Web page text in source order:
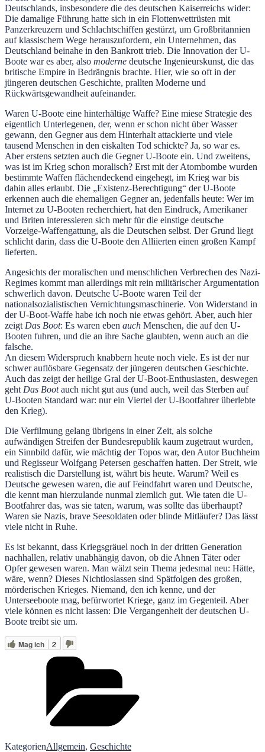
Deutschlands, insbesondere die des deutschen Kaiserreichs wider:
Die damalige Führung hatte sich in ein Flottenwettrüsten mit
Panzerkreuzern und Schlachtschiffen gestürzt, um Großbritannien
auf klassischem Wege herauszufordern, ein Unternehmen, das
Deutschland beinahe in den Bankrott trieb. Die Innovation der U-
Boote war es aber, also moderne deutsche Ingenieurskunst, die das
britische Empire in Bedrängnis brachte. Hier, wie so oft in der
jüngeren deutschen Geschichte, prallten Moderne und
Rückwärtsgewandheit aufeinander.
Waren U-Boote eine hinterhältige Waffe? Eine miese Strategie des
eigentlich Unterlegenen, der, wenn er schon nicht über Wasser
gewann, den Gegner aus dem Hinterhalt attackierte und viele
tausend Menschen in den eiskalten Tod schickte? Ja, so war es.
Aber erstens setzten auch die Gegner U-Boote ein. Und zweitens,
was ist im Krieg schon moralisch? Erst mit der Atombombe wurden
bestimmte Waffen flächendeckend eingehegt, im Krieg war bis
dahin alles erlaubt. Die „Existenz-Berechtigung“ der U-Boote
erkennen auch die ehemaligen Gegner an, jedenfalls heute: Wer im
Internet zu U-Booten recherchiert, hat den Eindruck, Amerikaner
und Briten interessieren sich mehr für die einstige deutsche
Vorzeige-Waffengattung, als die Deutschen selbst. Der Grund liegt
schlicht darin, dass die U-Boote den Alliierten einen großen Kampf
lieferten.
Angesichts der moralischen und menschlichen Verbrechen des Nazi-
Regimes kommt man allerdings mit rein militärischer Argumentation
schwerlich davon. Deutsche U-Boote waren Teil der
nationalsozialistischen Vernichtungsmaschinerie. Von Widerstand in
der U-Boot-Waffe habe ich noch nie etwas gehört. Aber, auch hier
zeigt Das Boot: Es waren eben auch Menschen, die auf den U-
Booten fuhren, und die an ihre Sache glaubten, wenn auch an die
falsche.
An diesem Widerspruch knabbern heute noch viele. Es ist der nur
schwer auflösbare Gegensatz der jüngeren deutschen Geschichte.
Auch das zeigt der heilige Gral der U-Boot-Enthusiasten, deswegen
geht Das Bootauch nicht gut aus (und auch, weil das Sterben auf
U-Booten Standard war: nur ein Viertel der U-Bootfahrer überlebte
den Krieg).
Die Verfilmung gelang übrigens in einer Zeit, als solche
aufwändigen Streifen der Bundesrepublik kaum zugetraut wurden,
ein Sinnbild dafür, wie mächtig der Topos war, den Autor Buchheim
und Regisseur Wolfgang Petersen geschaffen hatten. Der Streit, wie
realistisch die Darstellung ist, währt bis heute. Warum? Weil es
Deutsche gewesen waren, die auf Feindfahrt waren und Deutsche,
die kennt man hierzulande nunmal ziemlich gut. Wie taten die U-
Bootfahrer das, was sie taten, warum, was sollte das überhaupt?
Waren sie Nazis, brave Seesoldaten oder blinde Mitläufer? Das lässt
viele nicht in Ruhe.
Es ist bekannt, dass Kriegsgräuel noch in der dritten Generation
nachhallen, relativ unabhängig davon, ob die Ahnen Täter oder
Opfer gewesen waren. Man wälzt sein Thema jedesmal neu: Hätte,
wäre, wenn? Dieses Nichtloslassen sind Spätfolgen des großen,
mörderischen Krieges. Niemand, den ich kenne, und der
Unterseeboote mag, befürwortet Kriege, ganz im Gegenteil. Aber
viele können es nicht lassen: Die Vergangenheit der deutschen U-
Boote treibt sie um.
Mag ich 2
KategorienAllgemein, Geschichte